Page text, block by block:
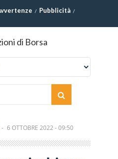
Pubblicità
- 6 OTTOBRE 2022 - 09:50